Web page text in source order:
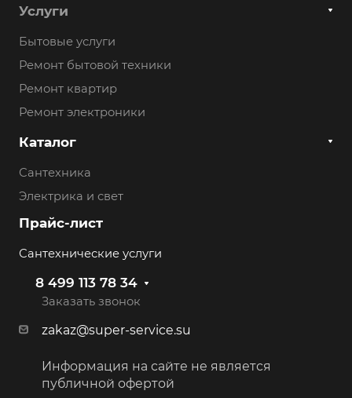
Услуги
Бытовые услуги
Ремонт бытовой техники
Ремонт квартир
Ремонт электроники
Каталог
Сантехника
Электрика и свет
Прайс-лист
Сантехнические услуги
8 499 113 78 34
Заказать звонок
zakaz@super-service.su
Информация на сайте не является
публичной офертой